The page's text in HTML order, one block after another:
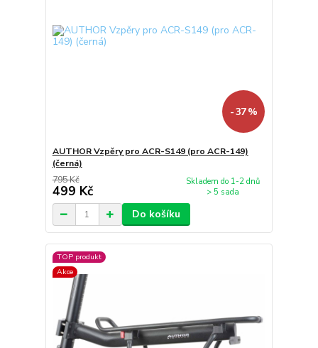
- 37 %
AUTHOR Vzpěry pro ACR-S149 (pro ACR-149)
(černá)
795 Kč
499 Kč
Skladem do 1-2 dnů
> 5 sada
Do košíku
TOP produkt
Akce